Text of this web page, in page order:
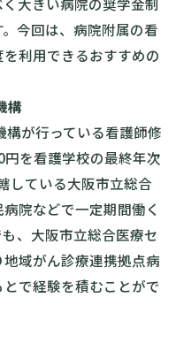
今回は、病院附属の看
利用できるおすすめの
構
構が行っている看護師修
を看護学校の最終年次
している大阪市立総合
院などで一定期間働く
、大阪市立総合医療セ
域がん診療連携拠点病
で経験を積むことがで